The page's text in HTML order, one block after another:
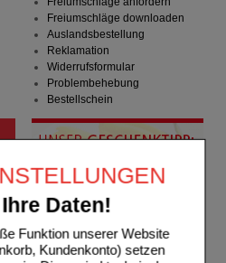
Daten!
Funktion unserer Website
Kundenkonto) setzen
Freiumschläge downloaden
Auslandsbestellung
Reklamation
Widerrufsformular
Problembehebung
Bestellschein